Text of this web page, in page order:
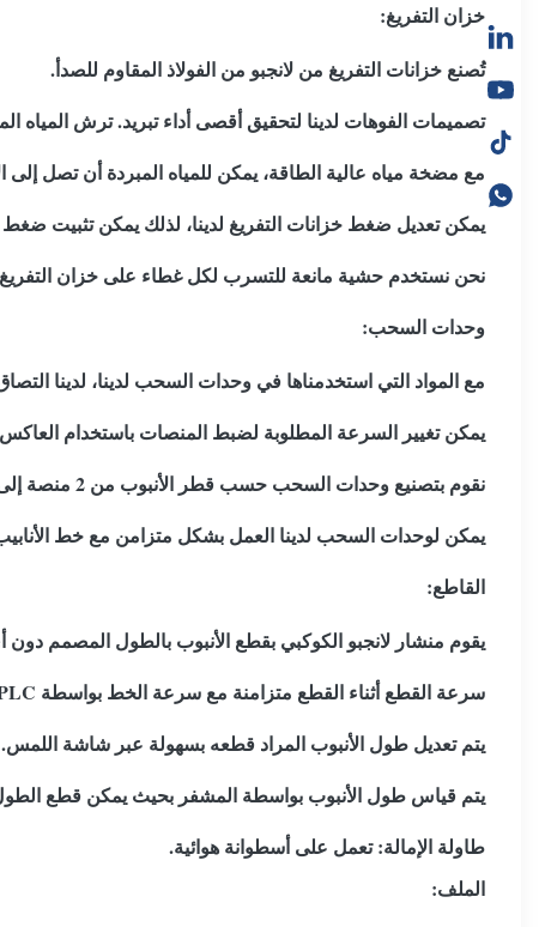
خزان التفريغ:
تُصنع خزانات التفريغ من لانجبو من الفولاذ المقاوم للصدأ.
تصميمات الفوهات لدينا لتحقيق أقصى أداء تبريد. ترش المياه
مع مضخة مياه عالية الطاقة، يمكن للمياه المبردة أن تصل إلى
يمكن تعديل ضغط خزانات التفريغ لدينا، لذلك يمكن تثبيت ضغط
نحن نستخدم حشية مانعة للتسرب لكل غطاء على خزان
وحدات السحب:
مع المواد التي استخدمناها في وحدات السحب لدينا، لدينا
يمكن تغيير السرعة المطلوبة لضبط المنصات باستخدام
نقوم بتصنيع وحدات السحب حسب قطر الأنبوب من 2 منصة إلى 10 منصات.
يمكن لوحدات السحب لدينا العمل بشكل متزامن مع خط
القاطع:
يقوم منشار لانجبو الكوكبي بقطع الأنبوب بالطول المصمم دون
سرعة القطع أثناء القطع متزامنة مع سرعة الخط بواسطة PLC، لذلك يتم توفير طول دقيق.
يتم تعديل طول الأنبوب المراد قطعه بسهولة عبر شاشة اللمس.
يتم قياس طول الأنبوب بواسطة المشفر بحيث يمكن قطع
طاولة الإمالة: تعمل على أسطوانة هوائية.
الملف: